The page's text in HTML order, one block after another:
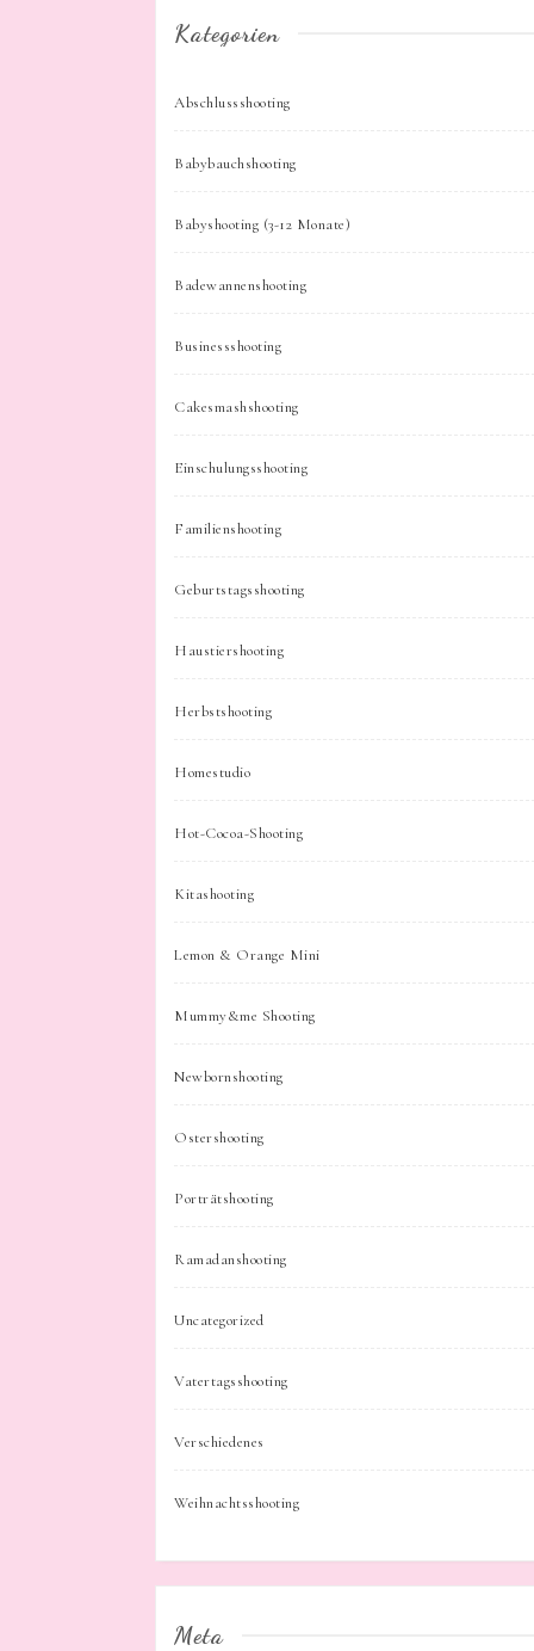
Kategorien
Abschlussshooting
Babybauchshooting
Babyshooting (3-12 Monate)
Badewannenshooting
Businessshooting
Cakesmashshooting
Einschulungsshooting
Familienshooting
Geburtstagsshooting
Haustiershooting
Herbstshooting
Homestudio
Hot-Cocoa-Shooting
Kitashooting
Lemon & Orange Mini
Mummy&me Shooting
Newbornshooting
Ostershooting
Porträtshooting
Ramadanshooting
Uncategorized
Vatertagsshooting
Verschiedenes
Weihnachtsshooting
Meta